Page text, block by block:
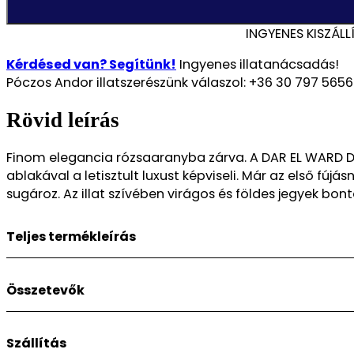
–
Női
100ml
mennyiség
INGYENES
Kérdésed van? Segítünk! Ingyenes illatanácsadás!
Póczos Andor illatszerészünk válaszol: +36 30 797 5656
Rövid leírás
Finom elegancia rózsaaranyba zárva. A DAR EL
ablakával a letisztult luxust képviseli. Már az első
sugároz. Az illat szívében virágos és földes jegyek
Teljes termékleírás
Finom elegancia rózsaaranyba zárva.
A DAR EL WARD DALAL Női 100ml EDP első
Összetevők
Minőség:
Szállítás